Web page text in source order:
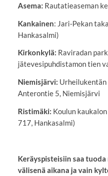
Asema: Rautatieaseman
Kankainen: Jari-Pekan
Hankasalmi)
Kirkonkylä: Raviradan
jätevesipuhdistamon tien
Niemisjärvi:
Anterontie 5, Niemisjärvi
Ristimäki: Koulun
717, Hankasalmi)
Keräyspisteisiin saa tuoda
välisenä aikana ja vain